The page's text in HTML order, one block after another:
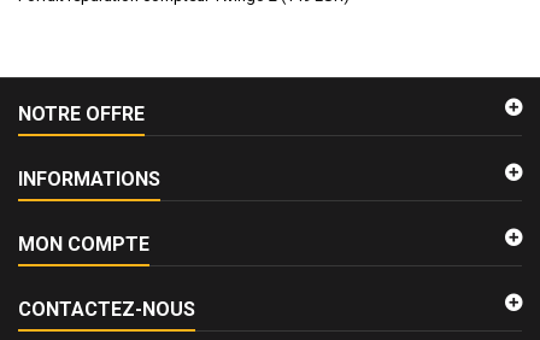
NOTRE OFFRE
INFORMATIONS
MON COMPTE
CONTACTEZ-NOUS